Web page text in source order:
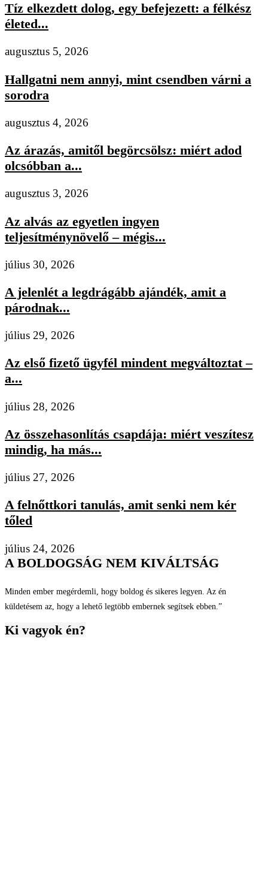
Tíz elkezdett dolog, egy befejezett: a félkész
életed...
augusztus 5, 2026
Hallgatni nem annyi, mint csendben várni a
sorodra
augusztus 4, 2026
Az árazás, amitől begörcsölsz: miért adod
olcsóbban a...
augusztus 3, 2026
Az alvás az egyetlen ingyen
teljesítménynövelő – mégis...
július 30, 2026
A jelenlét a legdrágább ajándék, amit a
párodnak...
július 29, 2026
Az első fizető ügyfél mindent megváltoztat –
a...
július 28, 2026
Az összehasonlítás csapdája: miért veszítesz
mindig, ha más...
július 27, 2026
A felnőttkori tanulás, amit senki nem kér
tőled
július 24, 2026
A BOLDOGSÁG NEM KIVÁLTSÁG
Minden ember megérdemli, hogy boldog és sikeres legyen. Az én
küldetésem az, hogy a lehető legtöbb embernek segítsek ebben.”
Ki vagyok én?